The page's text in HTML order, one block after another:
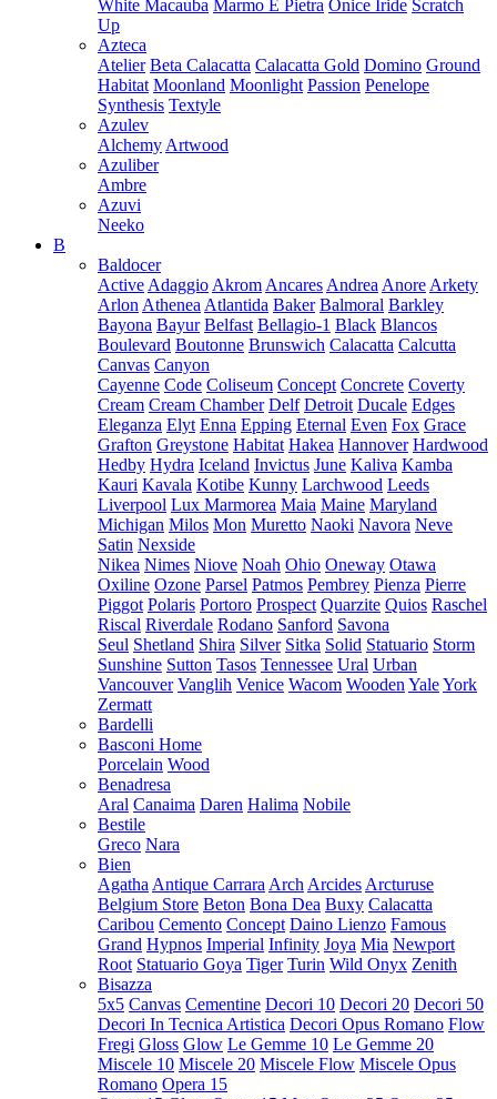
White Macauba Marmo E Pietra Onice Iride Scratch
Up
Azteca
Atelier Beta Calacatta Calacatta Gold Domino Ground
Habitat Moonland Moonlight Passion Penelope
Synthesis Textyle
Azulev
Alchemy Artwood
Azuliber
Ambre
Azuvi
Neeko
B
Baldocer
Active Adaggio Akrom Ancares Andrea Anore Arkety
Arlon Athenea Atlantida Baker Balmoral Barkley
Bayona Bayur Belfast Bellagio-1 Black Blancos
Boulevard Boutonne Brunswich Calacatta Calcutta
Canvas Canyon
Cayenne Code Coliseum Concept Concrete Coverty
Cream Cream Chamber Delf Detroit Ducale Edges
Eleganza Elyt Enna Epping Eternal Even Fox Grace
Grafton Greystone Habitat Hakea Hannover Hardwood
Hedby Hydra Iceland Invictus June Kaliva Kamba
Kauri Kavala Kotibe Kunny Larchwood Leeds
Liverpool Lux Marmorea Maia Maine Maryland
Michigan Milos Mon Muretto Naoki Navora Neve
Satin Nexside
Nikea Nimes Niove Noah Ohio Oneway Otawa
Oxiline Ozone Parsel Patmos Pembrey Pienza Pierre
Piggot Polaris Portoro Prospect Quarzite Quios Raschel
Riscal Riverdale Rodano Sanford Savona
Seul Shetland Shira Silver Sitka Solid Statuario Storm
Sunshine Sutton Tasos Tennessee Ural Urban
Vancouver Vanglih Venice Wacom Wooden YaleYork
Zermatt
Bardelli
Basconi Home
Porcelain Wood
Benadresa
Aral Canaima Daren Halima Nobile
Bestile
Greco Nara
Bien
Agatha Antique Carrara Arch Arcides Arcturuse
Belgium Store Beton Bona Dea Buxy Calacatta
Caribou Cemento Concept Daino Lienzo Famous
Grand Hypnos Imperial Infinity Joya Mia Newport
Root Statuario Goya Tiger Turin Wild Onyx Zenith
Bisazza
5x5 Canvas Cementine Decori 10 Decori 20 Decori 50
Decori In Tecnica Artistica Decori Opus Romano Flow
Fregi Gloss Glow Le Gemme 10 Le Gemme 20
Miscele 10 Miscele 20 Miscele Flow Miscele Opus
Romano Opera 15